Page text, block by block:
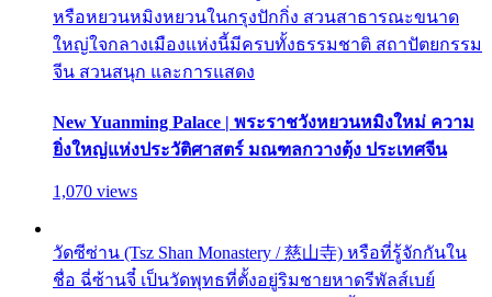
หรือหยวนหมิงหยวนในกรุงปักกิ่ง สวนสาธารณะขนาด
ใหญ่ใจกลางเมืองแห่งนี้มีครบทั้งธรรมชาติ สถาปัตยกรรม
จีน สวนสนุก และการแสดง
New Yuanming Palace | พระราชวังหยวนหมิงใหม่ ความ
ยิ่งใหญ่แห่งประวัติศาสตร์ มณฑลกวางตุ้ง ประเทศจีน
1,070 views
วัดซีซ่าน (Tsz Shan Monastery / 慈山寺) หรือที่รู้จักกันใน
ชื่อ ฉี่ซ้านจี๋ เป็นวัดพุทธที่ตั้งอยู่ริมชายหาดรีพัลส์เบย์